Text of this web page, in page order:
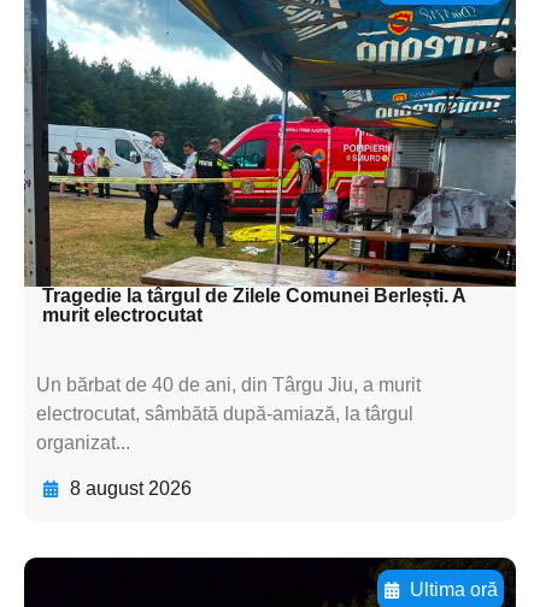
Adaugă aici textul pentru
subtitluAdaugă aici
textul pentru
subtitluAdaugă aici
textul pentru
subtitluAdaugă aici
textul pentru subti
Tragedie la târgul de Zilele Comunei Berlești. A
murit electrocutat
Un bărbat de 40 de ani, din Târgu Jiu, a murit
electrocutat, sâmbătă după-amiază, la târgul
organizat...
8 august 2026
Ultima oră